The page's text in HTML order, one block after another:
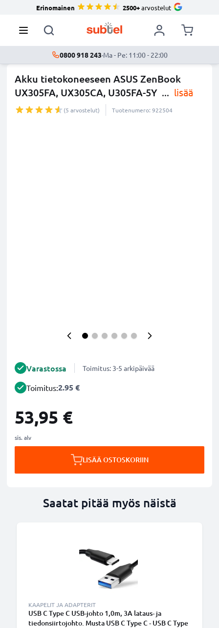
Erinomainen 2500+arvostelut
0800 918 243·Ma - Pe: 11:00 - 22:00
Akku tietokoneeseen ASUS ZenBook
UX305FA, UX305CA, U305FA-5Y ... lisää
(5 arvostelut) Tuotenumero: 922504
Varastossa Toimitus: 3-5 arkipäivää
Toimitus:2.95 €
53,95 €
sis. alv
LISÄÄ OSTOSKORIIN
Saatat pitää myös näistä
KAAPELIT JA ADAPTERIT
USB C Type C USB-johto 1,0m, 3A lataus- ja
tiedonsiirtojohto. Musta USB C Type C - USB C Type